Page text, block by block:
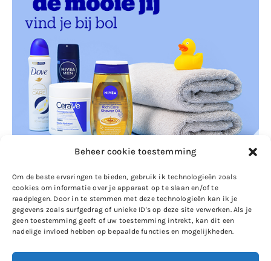
Beheer cookie toestemming
Om de beste ervaringen te bieden, gebruik ik technologieën zoals
cookies om informatie over je apparaat op te slaan en/of te
raadplegen. Door in te stemmen met deze technologieën kan ik je
gegevens zoals surfgedrag of unieke ID's op deze site verwerken. Als je
geen toestemming geeft of uw toestemming intrekt, kan dit een
nadelige invloed hebben op bepaalde functies en mogelijkheden.